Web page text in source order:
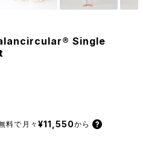
Single
料で 月々 ¥11,550から